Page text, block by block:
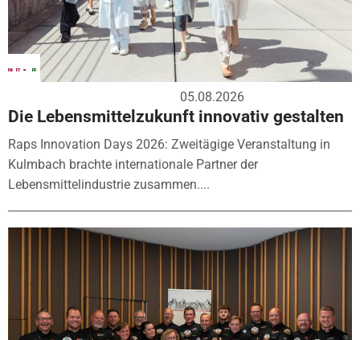
05.08.2026
Die Lebensmittelzukunft innovativ gestalten
Raps Innovation Days 2026: Zweitägige Veranstaltung in
Kulmbach brachte internationale Partner der
Lebensmittelindustrie zusammen....